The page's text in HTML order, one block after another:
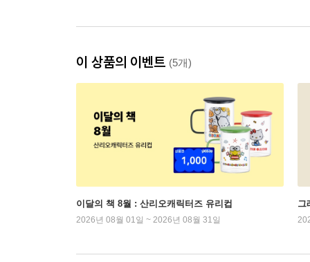
이 상품의 이벤트 (5개)
이달의 책 8월 : 산리오캐릭터즈 유리컵
2026년 08월 01일 ~ 2026년 08월 31일
그